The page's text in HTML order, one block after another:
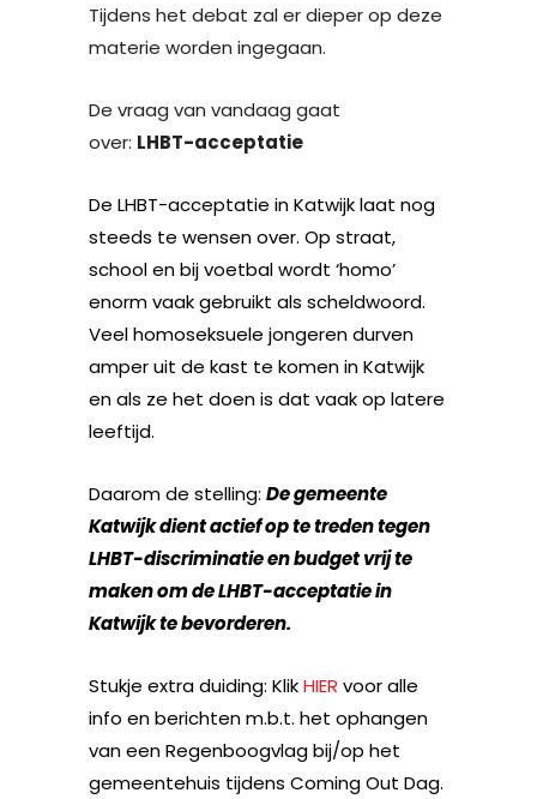
Tijdens het debat zal er dieper op deze
materie worden ingegaan.
De vraag van vandaag gaat
over: LHBT-acceptatie
De LHBT-acceptatie in Katwijk laat nog
steeds te wensen over. Op straat,
school en bij voetbal wordt ‘homo’
enorm vaak gebruikt als scheldwoord.
Veel homoseksuele jongeren durven
amper uit de kast te komen in Katwijk
en als ze het doen is dat vaak op latere
leeftijd.
Daarom de stelling: De gemeente
Katwijk dient actief op te treden tegen
LHBT-discriminatie en budget vrij te
maken om de LHBT-acceptatie in
Katwijk te bevorderen.
Stukje extra duiding: KlikHIER voor alle
info en berichten m.b.t. het ophangen
van een Regenboogvlag bij/op het
gemeentehuis tijdens Coming Out Dag.